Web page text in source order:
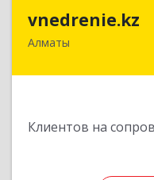
vnedrenie.kz
Алматы
Клиентов на
Казахстан,